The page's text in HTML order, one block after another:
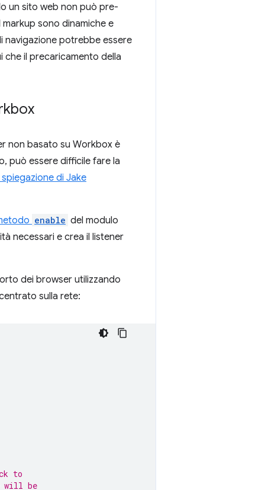
un sito web non può pre-
sono dinamiche e
navigazione potrebbe essere
che il precaricamento della
non basato su Workbox è
può essere difficile fare la
di Jake
enable del modulo
necessari e crea il listener
dei browser utilizzando
sulla rete:
to
will be